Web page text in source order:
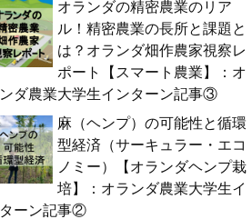
オランダの精密農業のリア
ル！精密農業の長所と課題と
は？オランダ畑作農家視察レ
ポート【スマート農業】：オ
ダ農業大学生インターン記事③
麻（ヘンプ）の可能性と循環
型経済（サーキュラー・エコ
ノミー）【オランダヘンプ栽
培】：オランダ農業大学生イ
ーン記事②